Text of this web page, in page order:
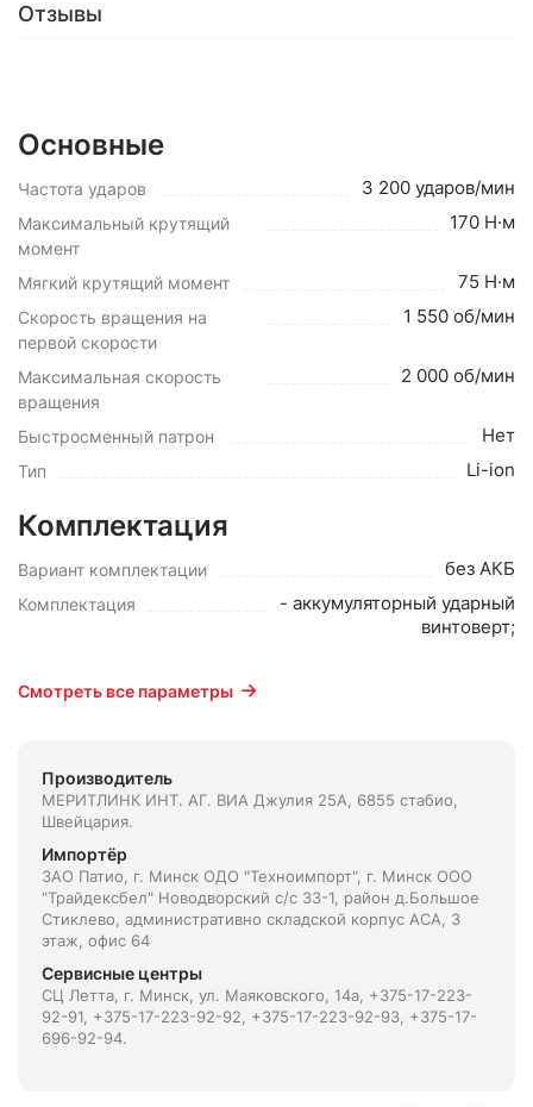
Отзывы
Основные
Частота ударов 3 200 ударов/мин
Максимальный крутящий
момент
170 Н·м
Мягкий крутящий момент 75 Н·м
Скорость вращения на
первой скорости
1 550 об/мин
Максимальная скорость
вращения
2 000 об/мин
Быстросменный патрон Нет
Тип Li-ion
Комплектация
Вариант комплектации без АКБ
Комплектация
- аккумуляторный ударный
винтоверт;
Смотреть все параметры
Производитель
МЕРИТЛИНК ИНТ. АГ. ВИА Джулия 25А, 6855 стабио,
Швейцария.
Импортёр
ЗАО Патио, г. Минск ОДО "Техноимпорт", г. Минск ООО
"Трайдексбел" Новодворский с/с 33-1, район д.Большое
Стиклево, административно складской корпус АСА, 3
этаж, офис 64
Сервисные центры
СЦ Летта, г. Минск, ул. Маяковского, 14а, +375-17-223-
92-91, +375-17-223-92-92, +375-17-223-92-93, +375-17-
696-92-94.